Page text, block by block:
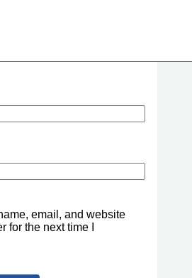
email, and website
for the next time I